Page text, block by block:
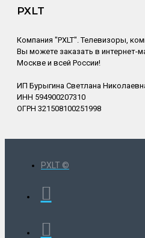
PXLT
Компания "PXLT". Телевизоры,
Вы можете заказать в интернет-
Москве и всей России!
ИП Бурыгина Светлана
ИНН 594900207310
ОГРН 321508100251998
PXLT ©